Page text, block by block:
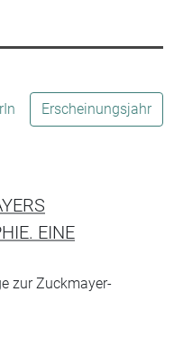
Erscheinungsjahr
EINE
zur Zuckmayer-